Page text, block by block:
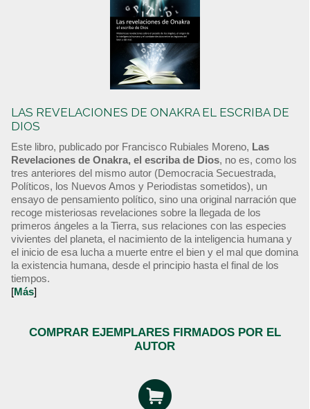
LAS REVELACIONES DE ONAKRA EL ESCRIBA DE
DIOS
Este libro, publicado por Francisco Rubiales Moreno, Las
Revelaciones de Onakra, el escriba de Dios, no es, como los
tres anteriores del mismo autor (Democracia Secuestrada,
Políticos, los Nuevos Amos y Periodistas sometidos), un
ensayo de pensamiento político, sino una original narración que
recoge misteriosas revelaciones sobre la llegada de los
primeros ángeles a la Tierra, sus relaciones con las especies
vivientes del planeta, el nacimiento de la inteligencia humana y
el inicio de esa lucha a muerte entre el bien y el mal que domina
la existencia humana, desde el principio hasta el final de los
tiempos.
[Más]
COMPRAR EJEMPLARES FIRMADOS POR EL
AUTOR